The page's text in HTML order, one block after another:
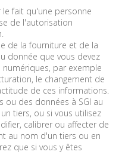
fait qu'une personne
de l'autorisation
de la fourniture et de la
donnée que vous devez
numériques, par exemple
le changement de
de ces informations.
ou des données à SGI au
tiers, ou si vous utilisez
calibrer ou affecter de
au nom d'un tiers ou en
que si vous y êtes